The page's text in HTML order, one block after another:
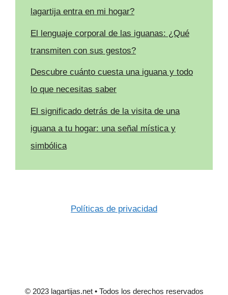
lagartija entra en mi hogar?
El lenguaje corporal de las iguanas: ¿Qué
transmiten con sus gestos?
Descubre cuánto cuesta una iguana y todo
lo que necesitas saber
El significado detrás de la visita de una
iguana a tu hogar: una señal mística y
simbólica
Políticas de privacidad
© 2023 lagartijas.net • Todos los derechos reservados